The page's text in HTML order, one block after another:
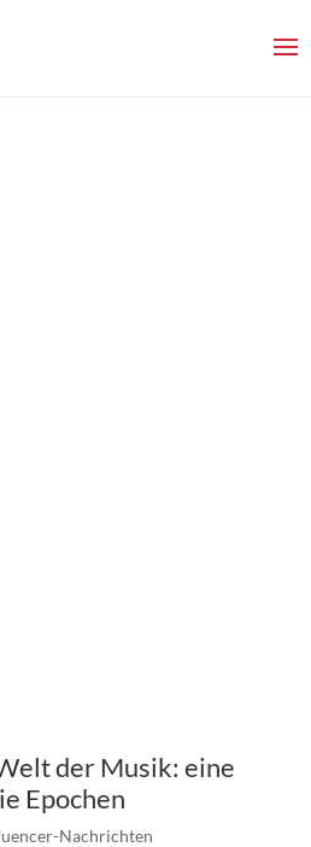
der Musik: eine
Epochen
Nachrichten